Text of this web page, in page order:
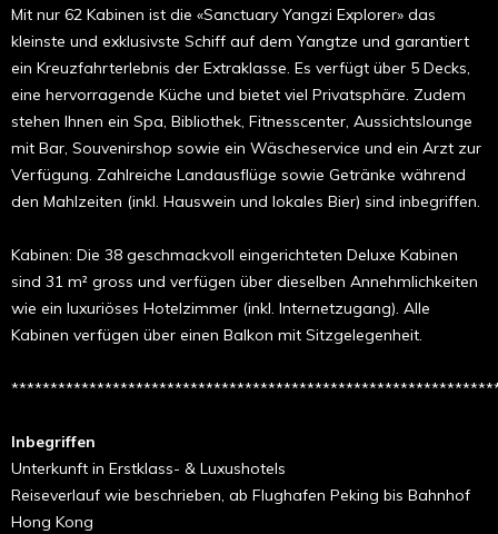
Mit nur 62 Kabinen ist die «Sanctuary Yangzi Explorer» das
kleinste und exklusivste Schiff auf dem Yangtze und garantiert
ein Kreuzfahrt­erlebnis der Extraklasse. Es verfügt über 5 Decks,
eine hervorragende Küche und bietet viel Pri­vatsphäre. Zudem
stehen Ihnen ein Spa, Bibliothek, Fitnesscenter, ­Aus­sichts­lounge
mit Bar, Souvenirshop sowie ein Wäscheservice und ein Arzt zur
Verfügung. Zahlreiche Landausflüge sowie Getränke während
den Mahl­zeiten (inkl. Hauswein und lokales Bier) sind inbegriffen.
Kabinen: Die 38 geschmackvoll eingerichteten Deluxe Kabinen
sind 31 m² gross und verfügen über dieselben Annehmlichkeiten
wie ein luxuriöses Hotelzimmer (inkl. Internetzugang). Alle
Kabinen verfügen über einen Balkon mit Sitzgelegenheit.
Inbegriffen
Unterkunft in Erstklass- & Luxushotels
Reiseverlauf wie beschrieben, ab Flughafen Peking bis Bahnhof
Hong Kong